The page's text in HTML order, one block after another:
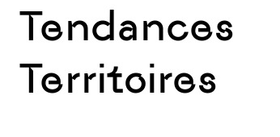
Tendances
Territoires